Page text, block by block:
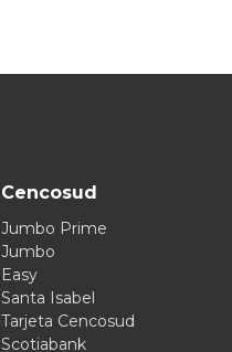
Cencosud
Jumbo Prime
Jumbo
Easy
Santa Isabel
Tarjeta Cencosud
Scotiabank